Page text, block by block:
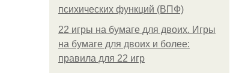
психических функций (ВПФ)
22 игры на бумаге для двоих. Игры
на бумаге для двоих и более:
правила для 22 игр